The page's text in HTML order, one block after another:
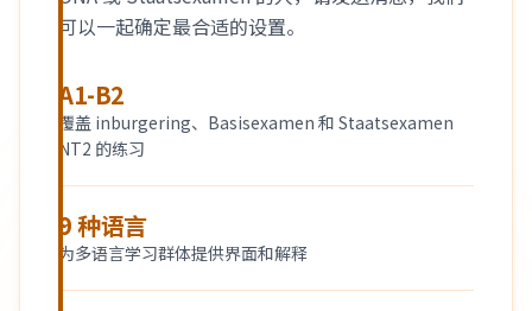
可以一起确定最合适的设置。
A1-B2
覆盖 inburgering、Basisexamen 和 Staatsexamen
NT2 的练习
9 种语言
为多语言学习群体提供界面和解释